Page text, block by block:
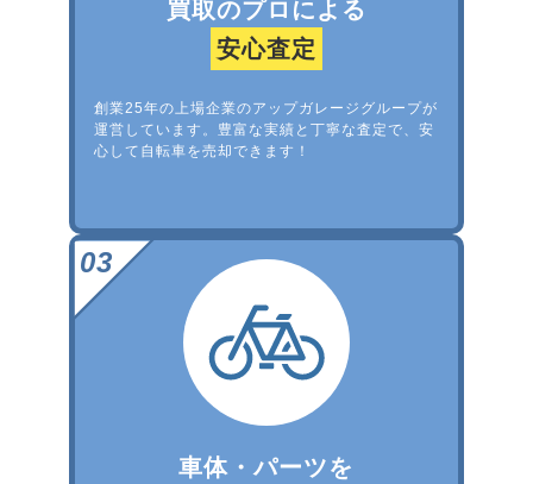
買取のプロによる
安心査定
創業25年の上場企業のアップガレージグループが
運営しています。豊富な実績と丁寧な査定で、安
心して自転車を売却できます！
車体・パーツを